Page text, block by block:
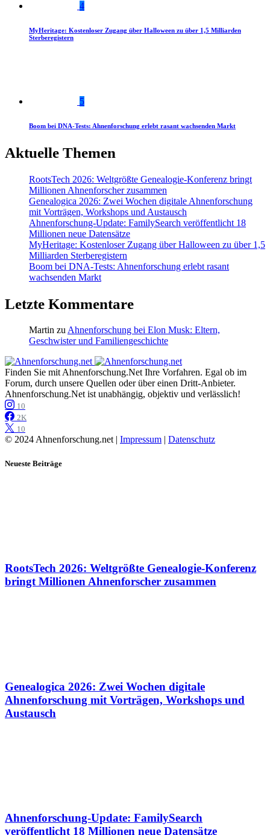
4
MyHeritage: Kostenloser Zugang über Halloween zu über 1,5 Milliarden
Sterberegistern
5
Boom bei DNA-Tests: Ahnenforschung erlebt rasant wachsenden Markt
Aktuelle Themen
RootsTech 2026: Weltgrößte Genealogie-Konferenz bringt
Millionen Ahnenforscher zusammen
Genealogica 2026: Zwei Wochen digitale Ahnenforschung
mit Vorträgen, Workshops und Austausch
Ahnenforschung-Update: FamilySearch veröffentlicht 18
Millionen neue Datensätze
MyHeritage: Kostenloser Zugang über Halloween zu über 1,5
Milliarden Sterberegistern
Boom bei DNA-Tests: Ahnenforschung erlebt rasant
wachsenden Markt
Letzte Kommentare
Martin zu Ahnenforschung bei Elon Musk: Eltern,
Geschwister und Familiengeschichte
Finden Sie mit Ahnenforschung.Net Ihre Vorfahren. Egal ob im
Forum, durch unsere Quellen oder über einen Dritt-Anbieter.
Ahnenforschung.Net ist unabhängig, objektiv und verlässlich!
10
2K
10
© 2024 Ahnenforschung.net | Impressum | Datenschutz
Neueste Beiträge
RootsTech 2026: Weltgrößte Genealogie-Konferenz
bringt Millionen Ahnenforscher zusammen
Genealogica 2026: Zwei Wochen digitale
Ahnenforschung mit Vorträgen, Workshops und
Austausch
Ahnenforschung-Update: FamilySearch
veröffentlicht 18 Millionen neue Datensätze